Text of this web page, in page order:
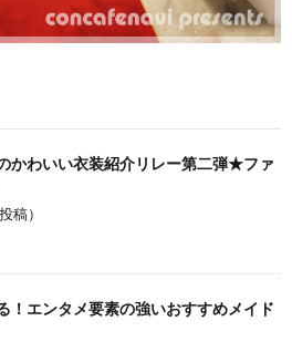
かわいい衣装紹介リレー第二弾★ファ
稿）
！エンタメ要素の強いおすすめメイド